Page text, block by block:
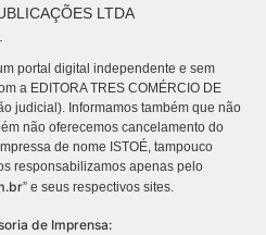
LTDA
portal digital independente e sem
a EDITORA TRES COMÉRCIO DE
judicial). Informamos também que não
não oferecemos cancelamento do
de nome ISTOÉ, tampouco
responsabilizamos apenas pelo
” e seus respectivos sites.
de Imprensa: